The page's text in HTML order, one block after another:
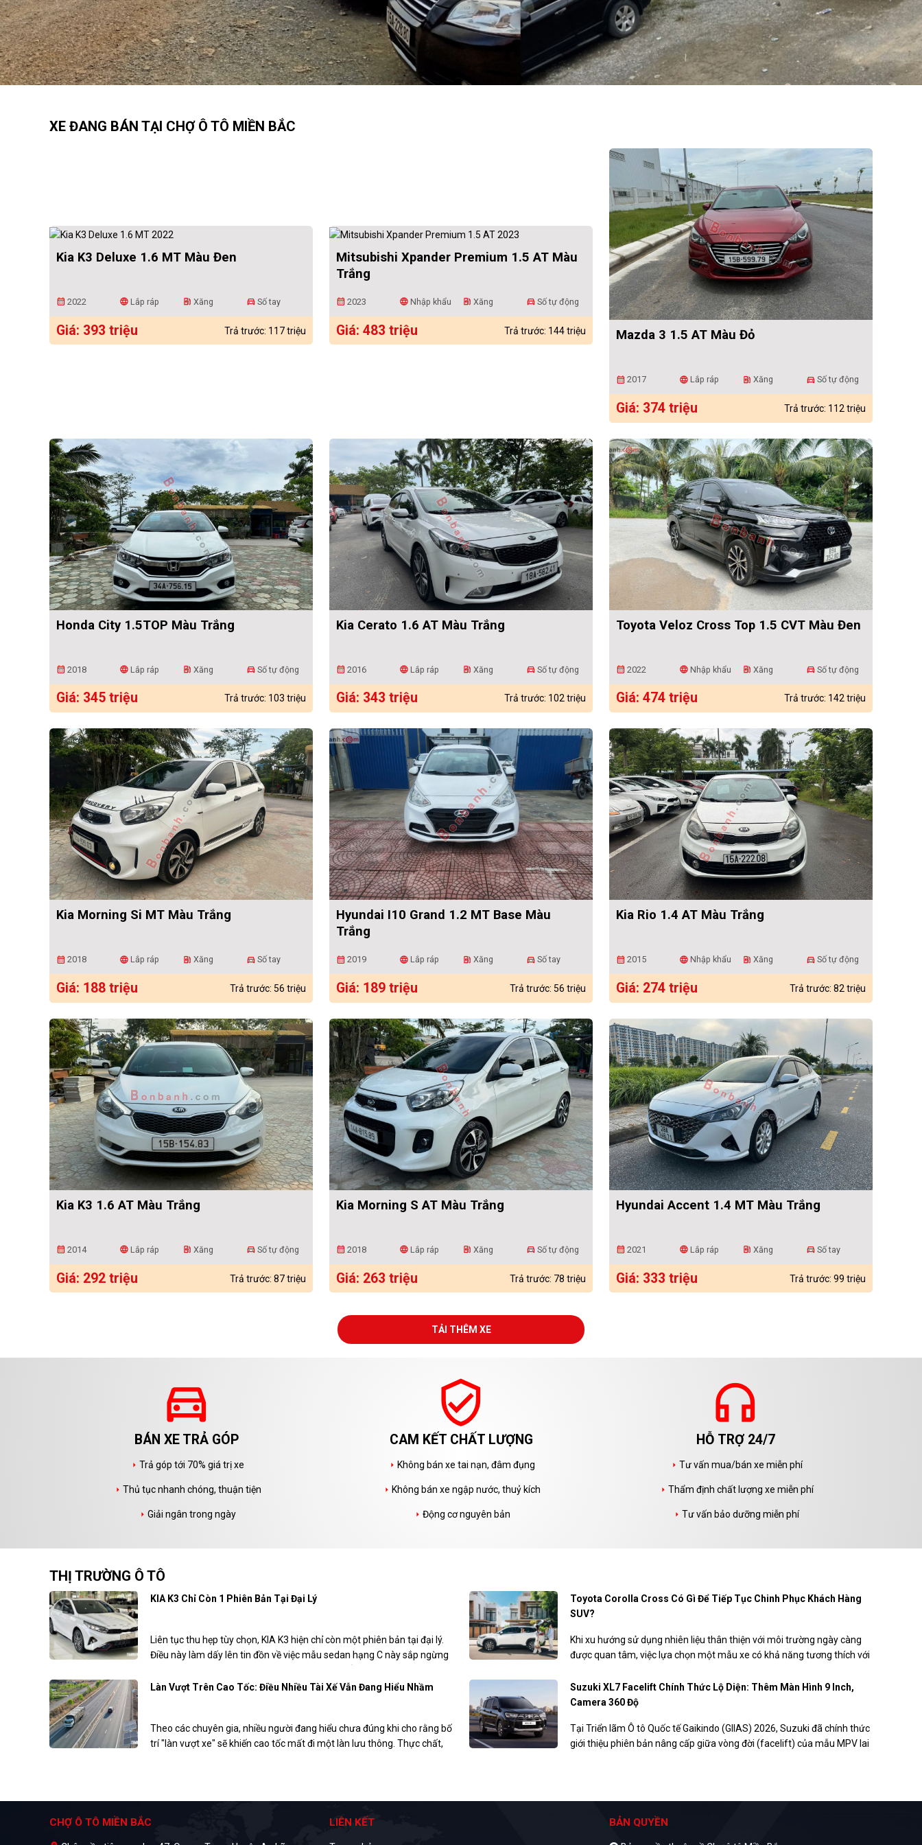
XE ĐANG BÁN TẠI CHỢ Ô TÔ MIỀN BẮC
Kia K3 Deluxe 1.6 MT Màu Đen
calendar_month 2022 language Lắp ráp ev_station Xăng directions_car Số tay
Giá: 393 triệu Trả trước: 117 triệu
Mitsubishi Xpander Premium 1.5 AT Màu
Trắng
calendar_month 2023 language Nhập khẩu ev_station Xăng directions_car Số tự động
Giá: 483 triệu Trả trước: 144 triệu Mazda 3 1.5 AT Màu Đỏ
calendar_month 2017 language Lắp ráp ev_station Xăng directions_car Số tự động
Giá: 374 triệu Trả trước: 112 triệu
Honda City 1.5TOP Màu Trắng
calendar_month 2018 language Lắp ráp ev_station Xăng directions_car Số tự động
Giá: 345 triệu Trả trước: 103 triệu
Kia Cerato 1.6 AT Màu Trắng
calendar_month 2016 language Lắp ráp ev_station Xăng directions_car Số tự động
Giá: 343 triệu Trả trước: 102 triệu
Toyota Veloz Cross Top 1.5 CVT Màu Đen
calendar_month 2022 language Nhập khẩu ev_station Xăng directions_car Số tự động
Giá: 474 triệu Trả trước: 142 triệu
Kia Morning Si MT Màu Trắng
calendar_month 2018 language Lắp ráp ev_station Xăng directions_car Số tay
Giá: 188 triệu Trả trước: 56 triệu
Hyundai I10 Grand 1.2 MT Base Màu
Trắng
calendar_month 2019 language Lắp ráp ev_station Xăng directions_car Số tay
Giá: 189 triệu Trả trước: 56 triệu
Kia Rio 1.4 AT Màu Trắng
calendar_month 2015 language Nhập khẩu ev_station Xăng directions_car Số tự động
Giá: 274 triệu Trả trước: 82 triệu
Kia K3 1.6 AT Màu Trắng
calendar_month 2014 language Lắp ráp ev_station Xăng directions_car Số tự động
Giá: 292 triệu Trả trước: 87 triệu
Kia Morning S AT Màu Trắng
calendar_month 2018 language Lắp ráp ev_station Xăng directions_car Số tự động
Giá: 263 triệu Trả trước: 78 triệu
Hyundai Accent 1.4 MT Màu Trắng
calendar_month 2021 language Lắp ráp ev_station Xăng directions_car Số tay
Giá: 333 triệu Trả trước: 99 triệu
TẢI THÊM XE
directions_car
BÁN XE TRẢ GÓP
arrow_right Trả góp tới 70% giá trị xe
arrow_right Thủ tục nhanh chóng, thuận tiện
arrow_right Giải ngân trong ngày
verified_user
CAM KẾT CHẤT LƯỢNG
arrow_right Không bán xe tai nạn, đâm đụng
arrow_right Không bán xe ngập nước, thuỷ kích
arrow_right Động cơ nguyên bản
headphones
HỖ TRỢ 24/7
arrow_right Tư vấn mua/bán xe miễn phí
arrow_right Thẩm định chất lượng xe miễn phí
arrow_right Tư vấn bảo dưỡng miễn phí
THỊ TRƯỜNG Ô TÔ
KIA K3 Chỉ Còn 1 Phiên Bản Tại Đại Lý
Liên tục thu hẹp tùy chọn, KIA K3 hiện chỉ còn một phiên bản tại đại lý.
Điều này làm dấy lên tin đồn về việc mẫu sedan hạng C này sắp ngừng
Quốc sẽ sớm trình làng mẫu mới để gia tăng sức cạnh tranh.
Toyota Corolla Cross Có Gì Để Tiếp Tục Chinh Phục Khách Hàng
SUV?
Khi xu hướng sử dụng nhiên liệu thân thiện với môi trường ngày càng
được quan tâm, việc lựa chọn một mẫu xe có khả năng tương thích với
Toyota Corolla Cross là một trong những mẫu xe đáp ứng yêu cầu này,
giúp người dùng yên tâm sử dụng khi nguồn nhiên liệu E10 được mở
Làn Vượt Trên Cao Tốc: Điều Nhiều Tài Xế Vẫn Đang Hiểu Nhầm
Theo các chuyên gia, nhiều người đang hiểu chưa đúng khi cho rằng bố
trí "làn vượt xe" sẽ khiến cao tốc mất đi một làn lưu thông. Thực chất,
Suzuki XL7 Facelift Chính Thức Lộ Diện: Thêm Màn Hình 9 Inch,
Camera 360 Độ
Tại Triển lãm Ô tô Quốc tế Gaikindo (GIIAS) 2026, Suzuki đã chính thức
giới thiệu phiên bản nâng cấp giữa vòng đời (facelift) của mẫu MPV lai
CHỢ Ô TÔ MIỀN BẮC LIÊN KẾT BẢN QUYỀN